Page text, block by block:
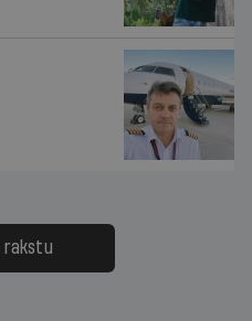
rakstu